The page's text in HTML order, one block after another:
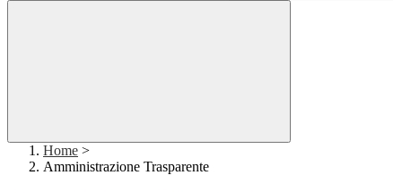
Home >
Amministrazione Trasparente